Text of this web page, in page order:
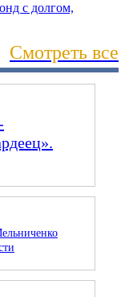
с долгом,
Смотреть все